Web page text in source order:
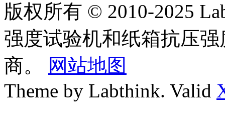
版权所有 © 2010-2025
强度试验机和纸箱抗压
商。
网站地图
Theme by Labthink. Valid